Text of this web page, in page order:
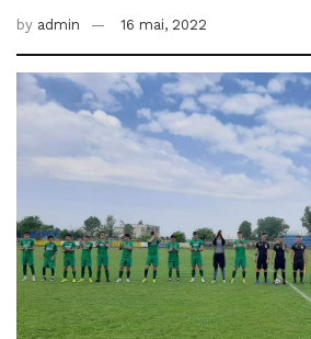
by admin 16 mai, 2022